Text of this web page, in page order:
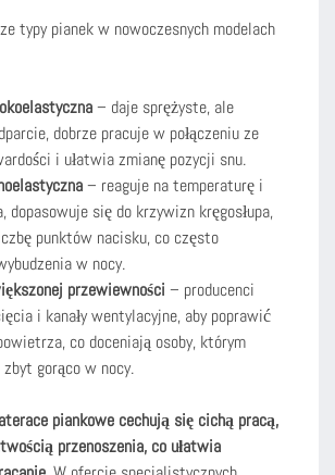
typy pianek w nowoczesnych modelach
– daje sprężyste, ale
dobrze pracuje w połączeniu ze
i ułatwia zmianę pozycji snu.
– reaguje na temperaturę i
dopasowuje się do krzywizn kręgosłupa,
punktów nacisku, co często
w nocy.
przewiewności – producenci
i kanały wentylacyjne, aby poprawić
co doceniają osoby, którym
gorąco w nocy.
piankowe cechują się cichą pracą,
przenoszenia, co ułatwia